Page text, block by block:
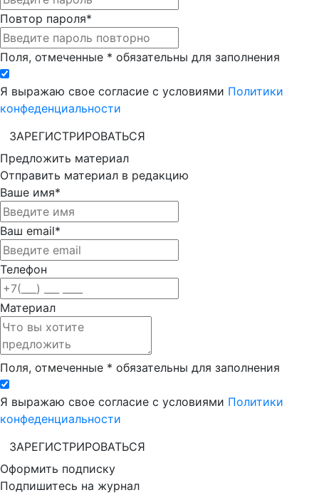
Повтор пароля*
Поля, отмеченные * обязательны для заполнения
Я выражаю свое согласие с условиями Политики
конфеденциальности
ЗАРЕГИСТРИРОВАТЬСЯ
Предложить материал
Отправить материал в редакцию
Ваше имя*
Ваш email*
Телефон
Материал
Поля, отмеченные * обязательны для заполнения
Я выражаю свое согласие с условиями Политики
конфеденциальности
ЗАРЕГИСТРИРОВАТЬСЯ
Оформить подписку
Подпишитесь на журнал